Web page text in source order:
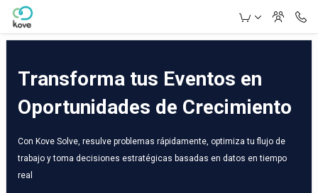
Skip to Main Content
Transforma tus Eventos en
Oportunidades de Crecimiento
Con Kove Solve, resulve problemas rápidamente, optimiza tu flujo de
trabajo y toma decisiones estratégicas basadas en datos en tiempo
real